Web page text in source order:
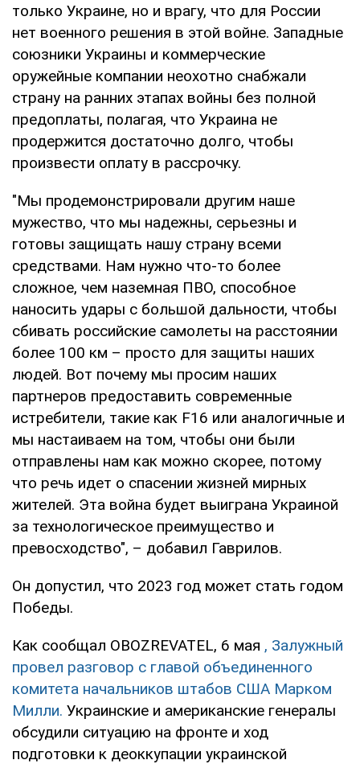
только Украине, но и врагу, что для России
нет военного решения в этой войне. Западные
союзники Украины и коммерческие
оружейные компании неохотно снабжали
страну на ранних этапах войны без полной
предоплаты, полагая, что Украина не
продержится достаточно долго, чтобы
произвести оплату в рассрочку.
"Мы продемонстрировали другим наше
мужество, что мы надежны, серьезны и
готовы защищать нашу страну всеми
средствами. Нам нужно что-то более
сложное, чем наземная ПВО, способное
наносить удары с большой дальности, чтобы
сбивать российские самолеты на расстоянии
более 100 км – просто для защиты наших
людей. Вот почему мы просим наших
партнеров предоставить современные
истребители, такие как F16 или аналогичные и
мы настаиваем на том, чтобы они были
отправлены нам как можно скорее, потому
что речь идет о спасении жизней мирных
жителей. Эта война будет выиграна Украиной
за технологическое преимущество и
превосходство", – добавил Гаврилов.
Он допустил, что 2023 год может стать годом
Победы.
Как сообщал OBOZREVATEL, 6 мая , Залужный
провел разговор с главой объединенного
комитета начальников штабов США Марком
Милли. Украинские и американские генералы
обсудили ситуацию на фронте и ход
подготовки к деоккупации украинской